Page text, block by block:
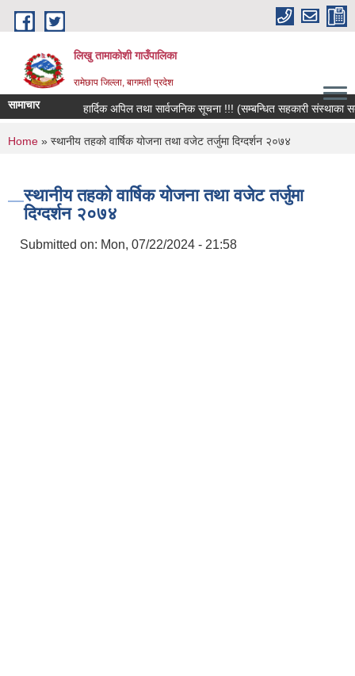
Skip to main content
लिखु तामाकोशी गाउँपालिका
रामेछाप जिल्ला, बागमती प्रदेश
सामाचार हार्दिक अपिल तथा सार्वजनिक सूचना !!! (सम्बन्धित सहकारी संस्थाका
You are here
Home » स्थानीय तहको वार्षिक योजना तथा वजेट तर्जुमा दिग्दर्शन २०७४
स्थानीय तहको वार्षिक योजना तथा वजेट तर्जुमा
दिग्दर्शन २०७४
Submitted on: Mon, 07/22/2024 - 21:58